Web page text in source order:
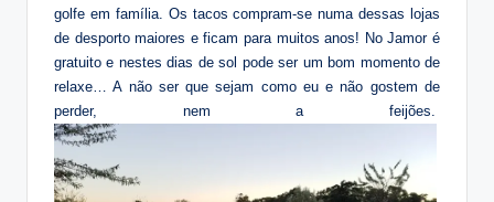
golfe em família. Os tacos compram-se numa dessas lojas
de desporto maiores e ficam para muitos anos! No Jamor é
gratuito e nestes dias de sol pode ser um bom momento de
relaxe… A não ser que sejam como eu e não gostem de
perder, nem a feijões.